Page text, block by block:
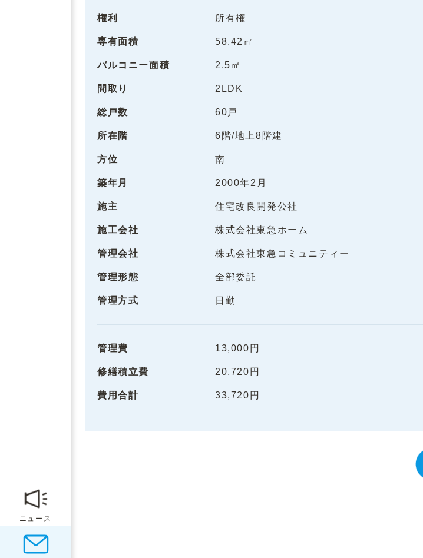
ニュース
権利 所有権
専有面積 58.42㎡
バルコニー面積 2.5㎡
間取り 2LDK
総戸数 60戸
所在階 6階/地上8階建
方位 南
築年月 2000年2月
施主 住宅改良開発公社
施工会社 株式会社東急ホーム
管理会社 株式会社東急コミュニティー
管理形態 全部委託
管理方式 日勤
管理費 13,000円
修繕積立費 20,720円
費用合計 33,720円